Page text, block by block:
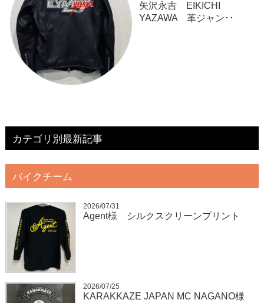
矢沢永吉 EIKICHI
YAZAWA 革ジャン･･
カテゴリ別最新記事
バイクチーム
2026/07/31
Agent様 シルクスクリーンプリント
2026/07/25
KARAKKAZE JAPAN MC NAGANO様